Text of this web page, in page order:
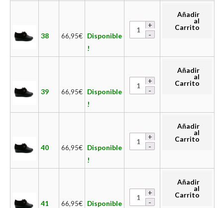
38 66,95€ Disponible
!
Añadir
al
Carrito
39 66,95€ Disponible
!
Añadir
al
Carrito
40 66,95€ Disponible
!
Añadir
al
Carrito
41 66,95€ Disponible
Añadir
al
Carrito